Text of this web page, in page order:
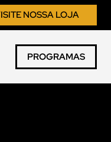
NOSSA LOJA
PROGRAMAS